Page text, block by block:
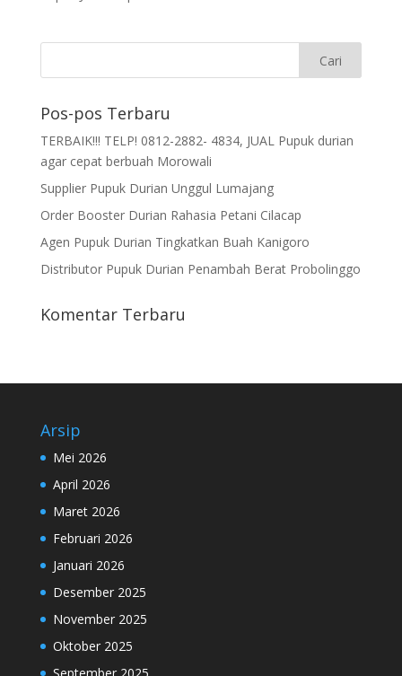
Pos-pos Terbaru
TERBAIK!!! TELP! 0812-2882- 4834, JUAL Pupuk durian
agar cepat berbuah Morowali
Supplier Pupuk Durian Unggul Lumajang
Order Booster Durian Rahasia Petani Cilacap
Agen Pupuk Durian Tingkatkan Buah Kanigoro
Distributor Pupuk Durian Penambah Berat Probolinggo
Komentar Terbaru
Arsip
Mei 2026
April 2026
Maret 2026
Februari 2026
Januari 2026
Desember 2025
November 2025
Oktober 2025